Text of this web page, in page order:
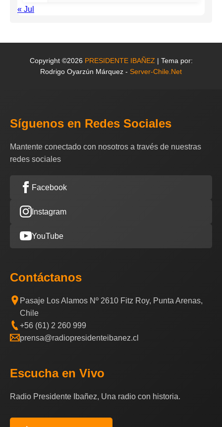
« Jul
Copyright ©2026 PRESIDENTE IBAÑEZ | Tema por:
Rodrigo Oyarzún Márquez - Server-Chile.Net
Síguenos en Redes Sociales
Mantente conectado con nosotros a través de nuestras
redes sociales
Facebook
Instagram
YouTube
Contáctanos
Pasaje Los Alamos Nº 2610 Fitz Roy, Punta Arenas,
Chile
+56 (61) 2 260 999
prensa@radiopresidenteibanez.cl
Escucha en Vivo
Radio Presidente Ibañez, Una radio con historia.